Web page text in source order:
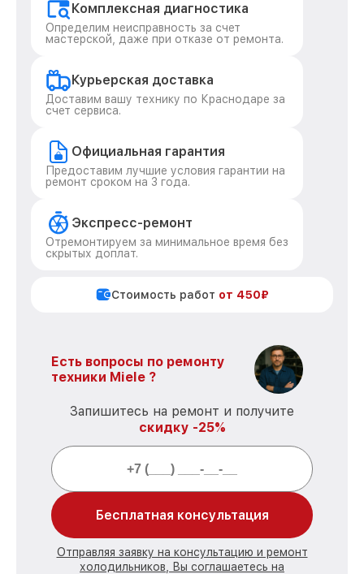
Комплексная диагностика
Определим неисправность за счет
мастерской, даже при отказе от ремонта.
Курьерская доставка
Доставим вашу технику по Краснодаре за
счет сервиса.
Официальная гарантия
Предоставим лучшие условия гарантии на
ремонт сроком на 3 года.
Экспресс-ремонт
Отремонтируем за минимальное время без
скрытых доплат.
Стоимость работ от 450₽
Есть вопросы по ремонту
техники Miele ?
Запишитесь на ремонт и получите
скидку -25%
Бесплатная консультация
Отправляя заявку на консультацию и ремонт
холодильников, Вы соглашаетесь на